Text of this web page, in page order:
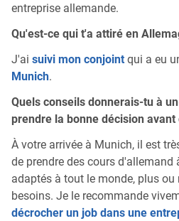
entreprise allemande.
Qu'est-ce qui t'a attiré en
J'ai suivi mon conjoint qui a eu
Munich.
Quels conseils donnerais-tu à
prendre la bonne décision avant
À votre arrivée à Munich, il est
de prendre des cours d'allemand
adaptés à tout le monde, plus
besoins. Je le recommande
décrocher un job dans une